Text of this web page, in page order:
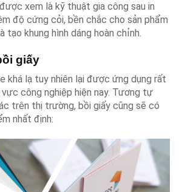
xem là kỹ thuật gia công sau in
độ cứng cỏi, bền chắc cho sản phẩm
tạo khung hình dáng hoàn chỉnh.
giấy
khá lạ tuy nhiên lại được ứng dụng rất
công nghiệp hiện nay. Tương tự
trên thị trường, bồi giấy cũng sẽ có
nhất định: